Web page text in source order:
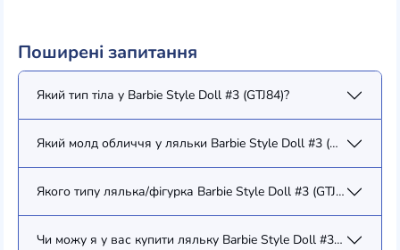
Поширені запитання
Який тип тіла у Barbie Style Doll #3 (GTJ84)?
Який молд обличчя у ляльки Barbie Style Doll #3 (GTJ84)?
Якого типу лялька/фігурка Barbie Style Doll #3 (GTJ84)?
Чи можу я у вас купити ляльку Barbie Style Doll #3 (GTJ84)?